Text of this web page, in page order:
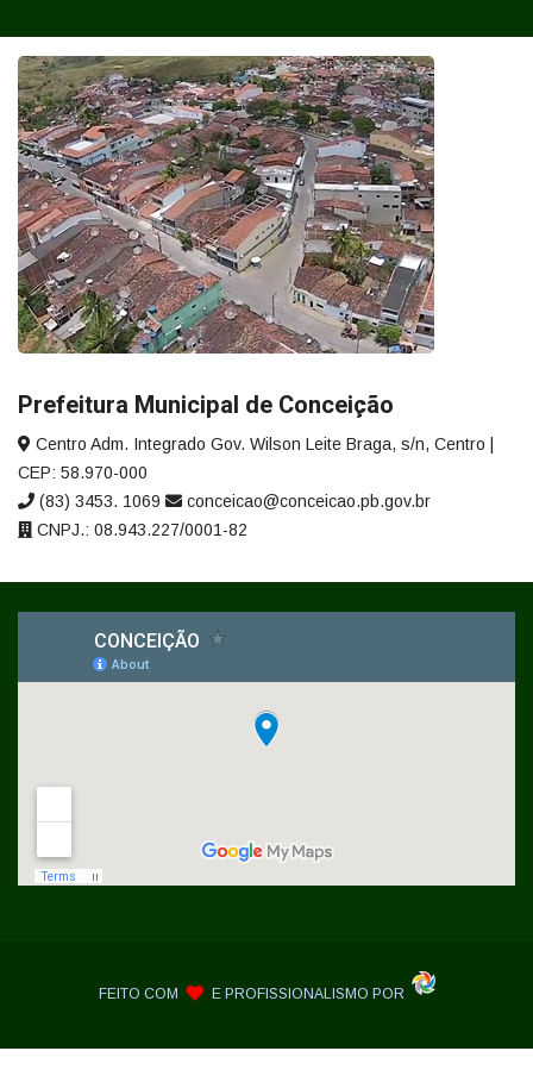
Prefeitura Municipal de Conceição
Centro Adm. Integrado Gov. Wilson Leite Braga, s/n, Centro |
CEP: 58.970-000
(83) 3453. 1069
conceicao@conceicao.pb.gov.br
CNPJ.: 08.943.227/0001-82
FEITO COM E PROFISSIONALISMO POR